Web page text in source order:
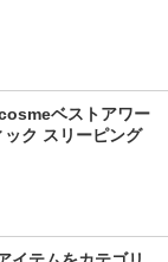
ベストアワー
ク スリーピング